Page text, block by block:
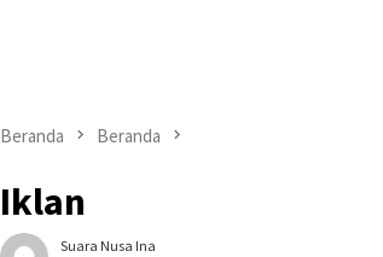
Beranda Beranda
Iklan
Suara Nusa Ina